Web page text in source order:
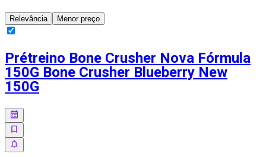
Relevância Menor preço
Prétreino Bone Crusher Nova Fórmula
150G Bone Crusher Blueberry New
150G